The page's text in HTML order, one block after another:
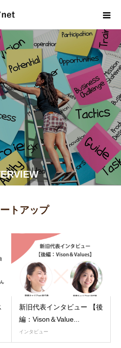
トアップ
新旧代表インタビュー 【後
編：Vison＆Value...
インタビュー